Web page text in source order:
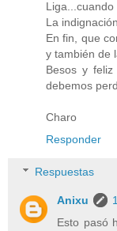
La
En fin, que
y también de
Besos y
debemos
Charo
Responder
Respuestas
Anixu
Esto pasó